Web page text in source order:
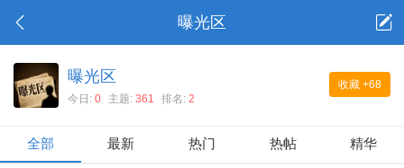
曝光区
收藏 +68
曝光区
今日: 0 主题: 361 排名: 2
全部 最新 热门 热帖 精华